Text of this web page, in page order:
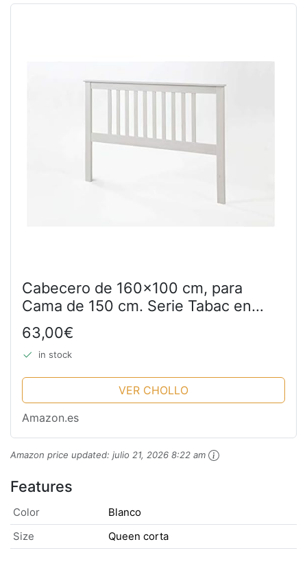
Cabecero de 160x100 cm, para
Cama de 150 cm. Serie Tabac en
Blanco Lavado Pino Macizo
63,00€
in stock
VER CHOLLO
Amazon.es
Amazon price updated: julio 21, 2026 8:22 am
Features
Color
Blanco
Size
Queen corta